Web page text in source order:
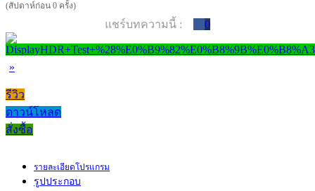
(สัปดาห์ก่อน 0 ครั้ง)
แชร์บทความนี้ : 0
»
รีวิว
ดาวน์โหลด
สั่งซื้อ
รายละเอียดโปรแกรม
รูปประกอบ